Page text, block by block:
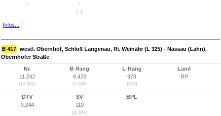
-
-
(-)
Infos...
B 417 westl. Obernhof, Schloß Langenau, Ri. Weinähr (L 325) - Nassau (Lahn),
Obernhofer Straße
Nr.
11.242
(12.962)
B-Rang
9.470
(7.068)
L-Rang
979
(803)
Land
RP
DTV
3.244
SV
110
(3,4%)
BPL